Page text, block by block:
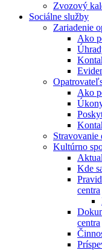
Zvozový
Sociálne služby
Zariadenie
Ako
Ako
Stravovanie
Kultúrno
Kde
centra
centra